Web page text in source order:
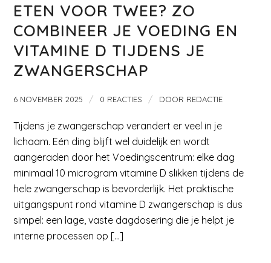
ETEN VOOR TWEE? ZO
COMBINEER JE VOEDING EN
VITAMINE D TIJDENS JE
ZWANGERSCHAP
6 NOVEMBER 2025 / 0 REACTIES / DOOR REDACTIE
Tijdens je zwangerschap verandert er veel in je
lichaam. Eén ding blijft wel duidelijk en wordt
aangeraden door het Voedingscentrum: elke dag
minimaal 10 microgram vitamine D slikken tijdens de
hele zwangerschap is bevorderlijk. Het praktische
uitgangspunt rond vitamine D zwangerschap is dus
simpel: een lage, vaste dagdosering die je helpt je
interne processen op […]